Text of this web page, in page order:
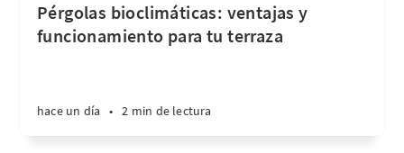
Pérgolas bioclimáticas: ventajas y
funcionamiento para tu terraza
hace un día • 2 min de lectura